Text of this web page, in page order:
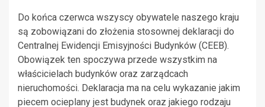
Do końca czerwca wszyscy obywatele naszego kraju
są zobowiązani do złożenia stosownej deklaracji do
Centralnej Ewidencji Emisyjności Budynków (CEEB).
Obowiązek ten spoczywa przede wszystkim na
właścicielach budynków oraz zarządcach
nieruchomości. Deklaracja ma na celu wykazanie jakim
piecem ocieplany jest budynek oraz jakiego rodzaju